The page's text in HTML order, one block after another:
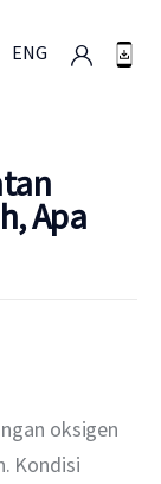
ENG
Apa
oksigen
Kondisi